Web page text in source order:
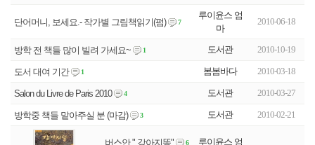
단어머니, 보세요.- 작가별 그림책읽기(펌) 7
루이윤스 엄
마
2010-06-18
방학 전 책들 많이 빌려 가세요~ 1 도서관 2010-10-19
도서 대여 기간 1 봄봄바다 2010-03-18
Salon du Livre de Paris 2010 4 도서관 2010-03-27
방학중 책들 맡아주실 분 (마감) 3 도서관 2010-02-21
버스안 " 강아지똥" 6 루이윤스 엄